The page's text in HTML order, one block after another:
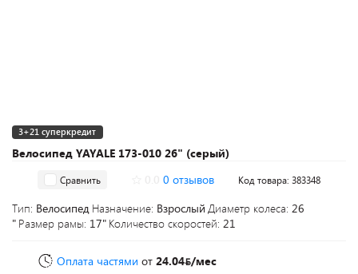
Велосипед YAYALE 173-010 26" (серый)
3+21 суперкредит
Сравнить 0 отзывов Код товара: 383348
Тип: Велосипед Назначение: Взрослый Диаметр колеса: 26
" Размер рамы: 17" Количество скоростей: 21
Оплата частями от 24.04 /мес